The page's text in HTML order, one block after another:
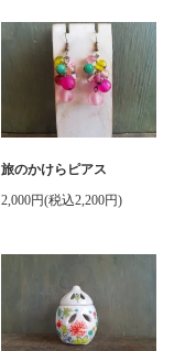
旅のかけらピアス
2,000円(税込2,200円)